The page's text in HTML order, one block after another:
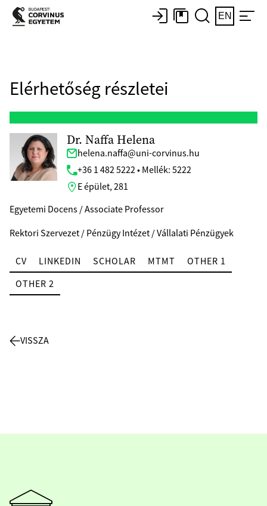
EN
Elérhetőség részletei
Dr. Naffa Helena
helena.naffa@uni-corvinus.hu
+36 1 482 5222 • Mellék: 5222
E épület, 281
Egyetemi Docens / Associate Professor
Rektori Szervezet / Pénzügy Intézet / Vállalati Pénzügyek
CV LINKEDIN SCHOLAR MTMT
OTHER 1
OTHER 2
VISSZA